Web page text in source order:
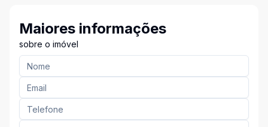
Maiores informações
sobre o imóvel